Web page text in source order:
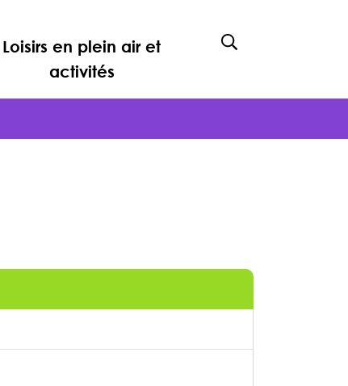
Loisirs en plein air et
activités
Afficher la